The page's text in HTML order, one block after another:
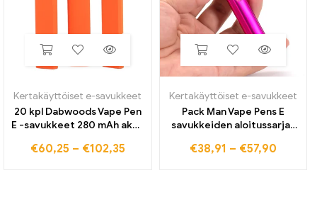
Kertakäyttöiset e-savukkeet
20 kpl Dabwoods Vape Pen
E -savukkeet 280 mAh akku
aloituspakkaus 1,0 ml vapes
€60,25 – €102,35
Kertakäyttöiset e-savukkeet
Pack Man Vape Pens E
savukkeiden aloitussarjat
keraaminen kela tyhjä 2,0
€38,91 – €57,90